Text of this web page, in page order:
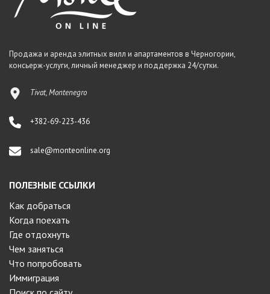
Продажа и аренда элитных вилл и апартаментов в Черногории,
консьерж-услуги, личный менеджер и поддержка 24/сутки.
Tivat, Montenegro
+382-69-223-436
sale@monteonline.org
ПОЛЕЗНЫЕ ССЫЛКИ
Как добраться
Когда поехать
Где отдохнуть
Чем заняться
Что попробовать
Иммиграция